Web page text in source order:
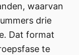
waarvan
drie
Dat format
te